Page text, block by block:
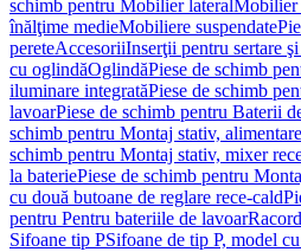
schimb pentru Mobilier lateralMobilier
înălţime medieMobiliere suspendate
pereteAccesoriiInserţii pentru sertare
cu oglindăOglindăPiese de schimb
iluminare integratăPiese de schimb
lavoarPiese de schimb pentru Baterii
schimb pentru Montaj stativ,
schimb pentru Montaj stativ, mixer
la bateriePiese de schimb pentru
cu două butoane de reglare rece-cald
pentru Pentru bateriile de lavoar
Sifoane tip PSifoane de tip P, model